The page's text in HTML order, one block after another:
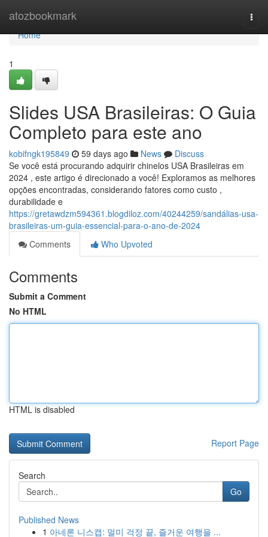
atozbookmark
Home
Home
1
Slides USA Brasileiras: O Guia
Completo para este ano
kobifngk195849 59 days ago News
Discuss
Se você está procurando adquirir chinelos USA Brasileiras em
2024 , este artigo é direcionado a você! Exploramos as melhores
opções encontradas, considerando fatores como custo ,
durabilidade e
https://gretawdzm594361.blogdiloz.com/40244259/sandálias-usa-
brasileiras-um-guia-essencial-para-o-ano-de-2024
Comments
Who Upvoted
Comments
Submit a Comment
No HTML
HTML is disabled
Report Page
Search
Go
Published News
1 아네론 니스캡: 멀미 걱정 끝, 즐거운 여행을 ...